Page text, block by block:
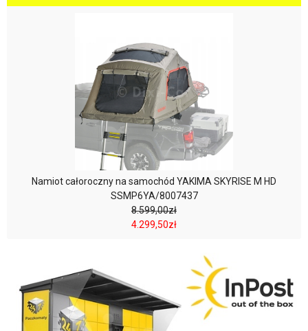
Namiot całoroczny na samochód YAKIMA SKYRISE M HD
SSMP6YA/8007437
8.599,00zł
4.299,50zł